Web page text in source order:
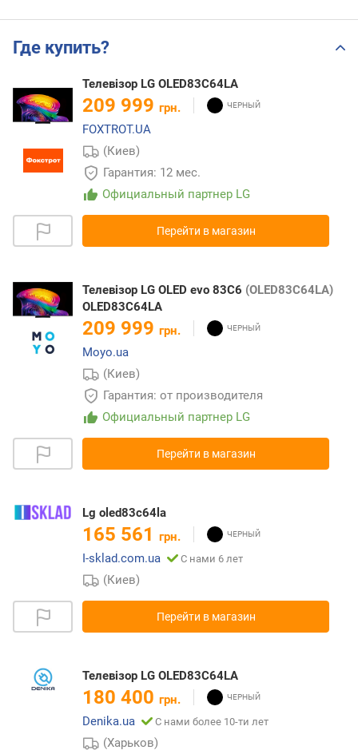
Где купить?
Телевізор LG OLED83C64LA
209 999 грн.
FOXTROT.UA
(Киев)
Гарантия: 12 мес.
Официальный партнер LG
Перейти в магазин
Телевізор LG OLED evo 83C6 (OLED83C64LA)
OLED83C64LA
209 999 грн.
Moyo.ua
(Киев)
Гарантия: от производителя
Официальный партнер LG
Перейти в магазин
Lg oled83c64la
165 561 грн.
I-sklad.com.ua
С нами 6 лет
(Киев)
Перейти в магазин
Телевізор LG OLED83C64LA
180 400 грн.
Denika.ua
С нами более 10-ти лет
(Харьков)